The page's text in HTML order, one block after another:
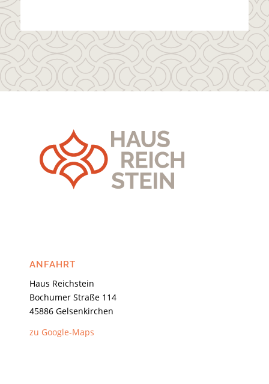
ANFAHRT
Haus Reichstein
Bochumer Straße 114
45886 Gelsenkirchen
zu Google-Maps